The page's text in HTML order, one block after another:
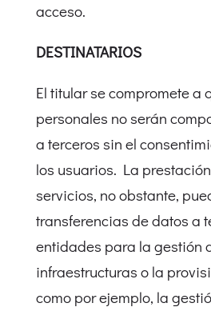
acceso.
DESTINATARIOS
El titular se compromete a
personales no serán
a terceros sin el
los usuarios. La
servicios, no obstante,
transferencias de datos a
entidades para la gestión
infraestructuras o la
como por ejemplo, la